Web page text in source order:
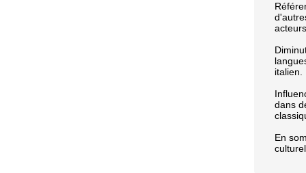
italien.
dans
En